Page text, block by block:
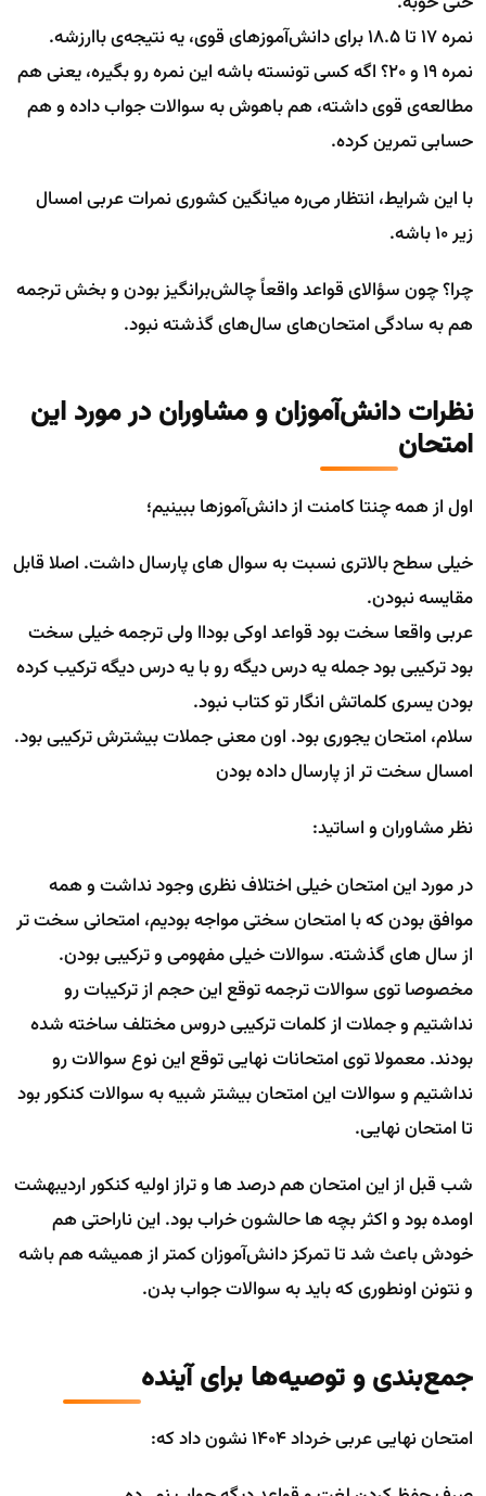
نمره ۱۷ تا ۱۸.۵ برای دانش‌آموزهای قوی، یه نتیجه‌ی باارزشه.
نمره ۱۹ و ۲۰؟ اگه کسی تونسته باشه این نمره رو بگیره، یعنی هم
مطالعه‌ی قوی داشته، هم باهوش به سوالات جواب داده و هم
حسابی تمرین کرده.
با این شرایط، انتظار می‌ره میانگین کشوری نمرات عربی امسال
زیر ۱۰ باشه.
چرا؟ چون سؤالای قواعد واقعاً چالش‌برانگیز بودن و بخش ترجمه
هم به سادگی امتحان‌های سال‌های گذشته نبود.
نظرات دانش‌آموزان و مشاوران در مورد این
امتحان
اول از همه چنتا کامنت از دانش‌آموزها ببینیم؛
خیلی سطح بالاتری نسبت به سوال های پارسال داشت. اصلا قابل
مقایسه نبودن.
عربی واقعا سخت بود قواعد اوکی بوداا ولی ترجمه خیلی سخت
بود ترکیبی بود جمله یه درس دیگه رو با یه درس دیگه ترکیب کرده
بودن یسری کلماتش انگار تو کتاب نبود.
سلام، امتحان یجوری بود. اون معنی جملات بیشترش ترکیبی بود.
امسال سخت تر از پارسال داده بودن
نظر مشاوران و اساتید:
در مورد این امتحان خیلی اختلاف نظری وجود نداشت و همه
موافق بودن که با امتحان سختی مواجه بودیم، امتحانی سخت تر
از سال های گذشته. سوالات خیلی مفهومی و ترکیبی بودن.
مخصوصا توی سوالات ترجمه توقع این حجم از ترکیبات رو
نداشتیم و جملات از کلمات ترکیبی دروس مختلف ساخته شده
بودند. معمولا توی امتحانات نهایی توقع این نوع سوالات رو
نداشتیم و سوالات این امتحان بیشتر شبیه به سوالات کنکور بود
تا امتحان نهایی.
شب قبل از این امتحان هم درصد ها و تراز اولیه کنکور اردیبهشت
اومده بود و اکثر بچه ها حالشون خراب بود. این ناراحتی هم
خودش باعث شد تا تمرکز دانش‌آموزان کمتر از همیشه هم باشه
و نتونن اونطوری که باید به سوالات جواب بدن.
جمع‌بندی و توصیه‌ها برای آینده
امتحان نهایی عربی خرداد ۱۴۰۴ نشون داد که: